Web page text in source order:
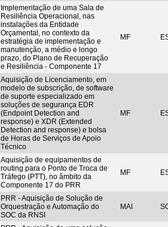
Implementação de uma Sala de
Resiliência Operacional, nas
instalações da Entidade
Orçamental, no contexto da
estratégia de implementação e
manutenção, a médio e longo
prazo, do Plano de Recuperação
e Resiliência - Componente 17
MF
Aquisição de Licenciamento, em
modelo de subscrição, de software
de suporte especializado em
soluções de segurança EDR
(Endpoint Detection and
response) e XDR (Extended
Detection and response) e bolsa
de Horas de Serviços de Apoio
Técnico
MF
Aquisição de equipamentos de
routing para o Ponto de Troca de
Tráfego (PTT), no âmbito da
Componente 17 do PRR
MF
PRR - Aquisição de Solução de
Orquestração e Automação do
SOC da RNSI
MAI